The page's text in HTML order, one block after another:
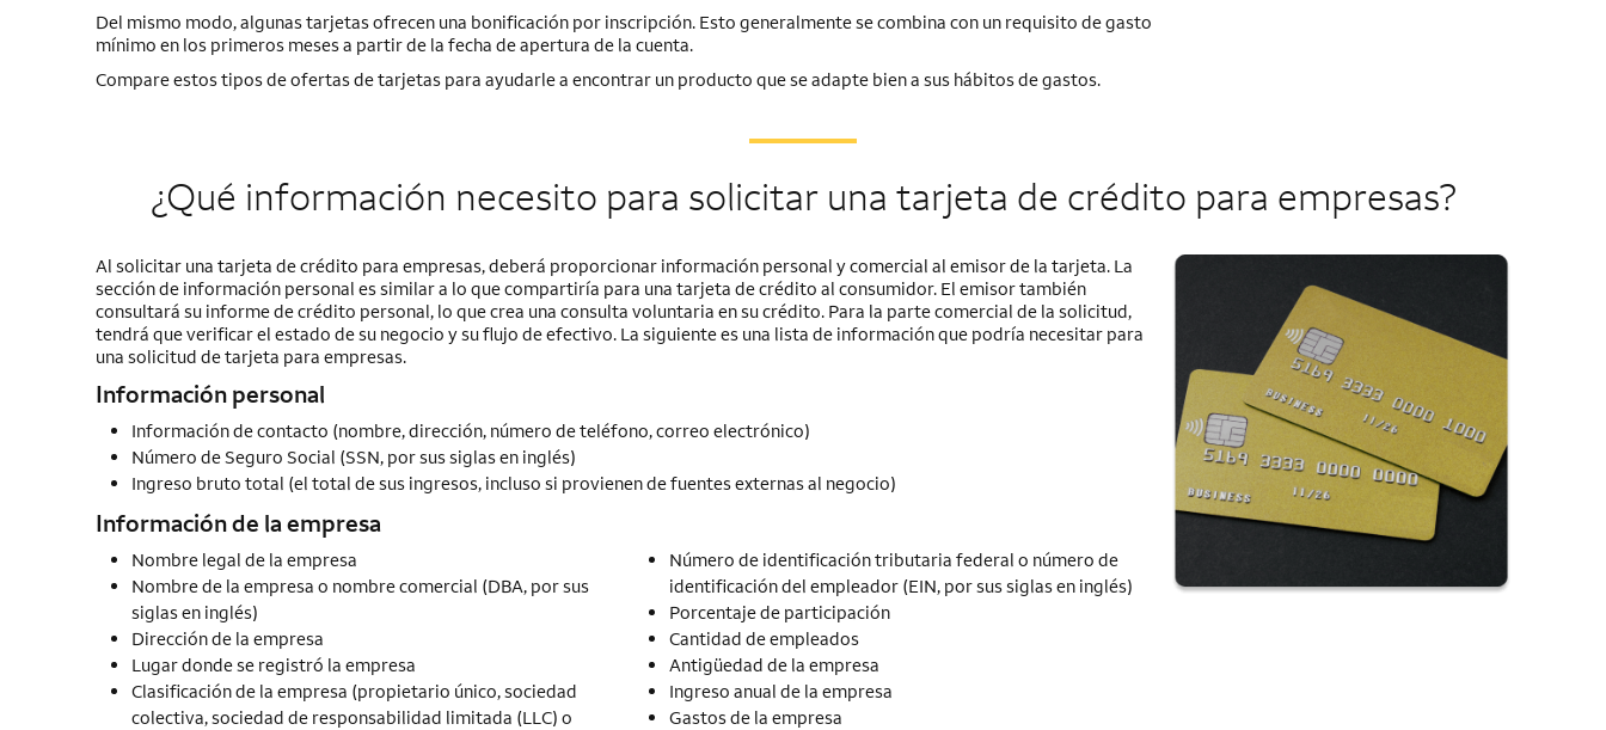
Del mismo modo, algunas tarjetas ofrecen una bonificación por inscripción. Esto generalmente se combina con un requisito de gasto
mínimo en los primeros meses a partir de la fecha de apertura de la cuenta.
Compare estos tipos de ofertas de tarjetas para ayudarle a encontrar un producto que se adapte bien a sus hábitos de gastos.
¿Qué información necesito para solicitar una tarjeta de crédito para empresas?
Al solicitar una tarjeta de crédito para empresas, deberá proporcionar información personal y comercial al emisor de la tarjeta. La
sección de información personal es similar a lo que compartiría para una tarjeta de crédito al consumidor. El emisor también
consultará su informe de crédito personal, lo que crea una consulta voluntaria en su crédito. Para la parte comercial de la solicitud,
tendrá que verificar el estado de su negocio y su flujo de efectivo. La siguiente es una lista de información que podría necesitar para
una solicitud de tarjeta para empresas.
Información personal
Información de contacto (nombre, dirección, número de teléfono, correo electrónico)
Número de Seguro Social (SSN, por sus siglas en inglés)
Ingreso bruto total (el total de sus ingresos, incluso si provienen de fuentes externas al negocio)
Información de la empresa
Nombre legal de la empresa
Nombre de la empresa o nombre comercial (DBA, por sus
siglas en inglés)
Dirección de la empresa
Lugar donde se registró la empresa
Clasificación de la empresa (propietario único, sociedad
colectiva, sociedad de responsabilidad limitada (LLC) o
Número de identificación tributaria federal o número de
identificación del empleador (EIN, por sus siglas en inglés)
Porcentaje de participación
Cantidad de empleados
Antigüedad de la empresa
Ingreso anual de la empresa
Gastos de la empresa